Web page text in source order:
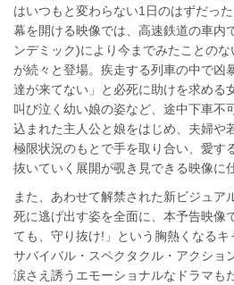
はいつもと変わらない1日のはずだっ
幕を開ける映像では、高速鉄道の車内
ンデミック)により今までみたことの
が続々と登場。疾走する列車の中で凶
達が来てない」と必死に助けを求める
叫び泣く幼い娘の姿など、途中下車不
込まれた主人公と娘をはじめ、夫婦や
極限状況のもとで手を取り合い、愛す
抜いていく展開が覗き見できる映像に
また、あわせて解禁された新ビジュア
死に逃げ出す姿を全面に、本予告映像
ても、守り抜け!」という胸熱くなるキ
サバイバル・スペクタクル・アクショ
涙さえ誘うエモーショナルなドラマも